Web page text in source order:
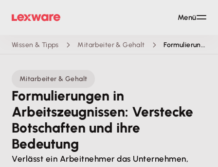
Wissen & Tipps Mitarbeiter & Gehalt Formulierungen in Arbeitszeugnissen und ihre Bedeutung
Mitarbeiter & Gehalt
Formulierungen in
Arbeitszeugnissen: Verstecke
Botschaften und ihre
Bedeutung
Verlässt ein Arbeitnehmer das Unternehmen,
Menü